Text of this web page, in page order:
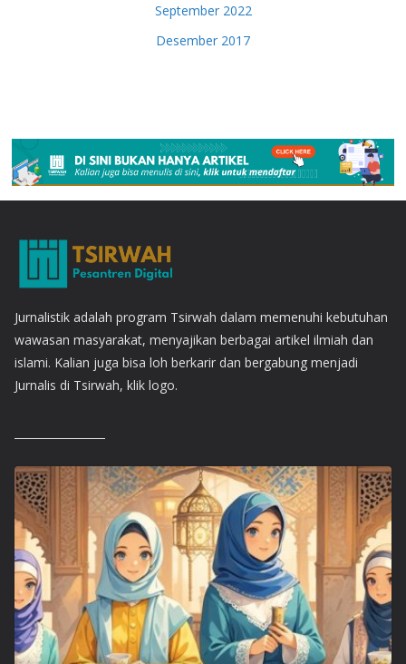
September 2022
Desember 2017
Jurnalistik adalah program Tsirwah dalam memenuhi kebutuhan
wawasan masyarakat, menyajikan berbagai artikel ilmiah dan
islami. Kalian juga bisa loh berkarir dan bergabung menjadi
Jurnalis di Tsirwah, klik logo.